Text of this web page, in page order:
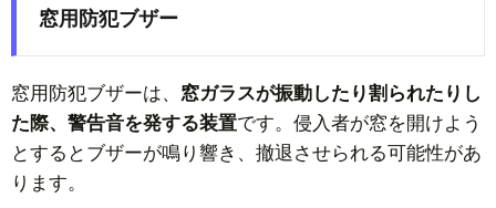
窓用防犯ブザー
窓用防犯ブザーは、 窓ガラスが振動したり割られたりし
た際、警告音を発する装置です。侵入者が窓を開けよう
とするとブザーが鳴り響き、撤退させられる可能性があ
ります。